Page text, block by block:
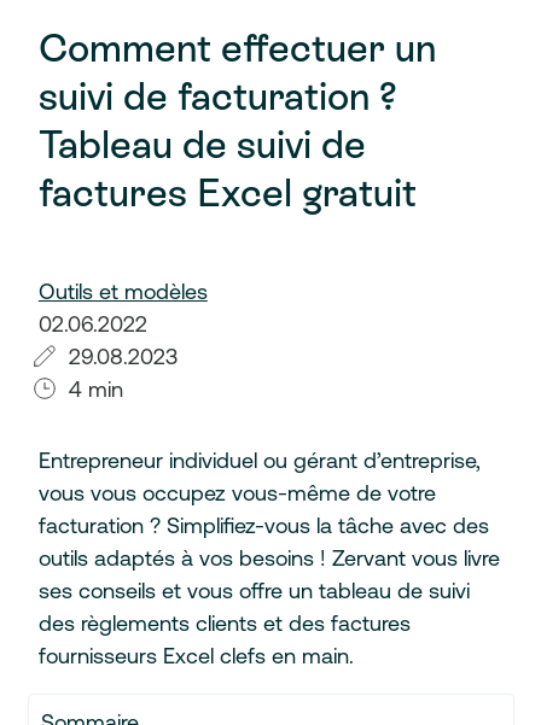
Comment effectuer un
suivi de facturation ?
Tableau de suivi de
factures Excel gratuit
Outils et modèles
02.06.2022
29.08.2023
4 min
Entrepreneur individuel ou gérant d’entreprise,
vous vous occupez vous-même de votre
facturation ? Simplifiez-vous la tâche avec des
outils adaptés à vos besoins ! Zervant vous livre
ses conseils et vous offre un tableau de suivi
des règlements clients et des factures
fournisseurs Excel clefs en main.